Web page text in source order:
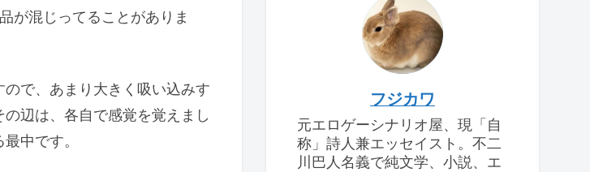
が混じってることがありま
で、あまり大きく吸い込みす
辺は、各自で感覚を覚えまし
中です。
フジカワ
元エロゲーシナリオ屋、現「自
称」詩人兼エッセイスト。不二
川巴人名義で純文学、小説、エ